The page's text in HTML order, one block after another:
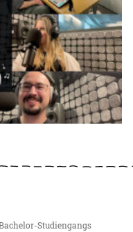
Studiengangs